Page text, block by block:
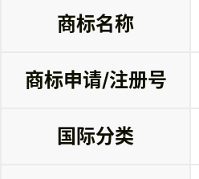
商标名称
商标申请/注册号
国际分类